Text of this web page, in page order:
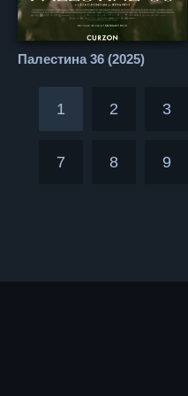
Палестина 36 (2025)
1 2 3
7 8 9